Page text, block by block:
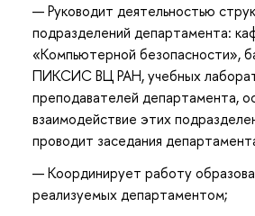
Руководит деятельностью
подразделений департамента:
«Компьютерной безопасности»,
ПИКСИС ВЦ РАН, учебных
преподавателей департамента,
взаимодействие этих
проводит заседания
Координирует работу
реализуемых департаментом;